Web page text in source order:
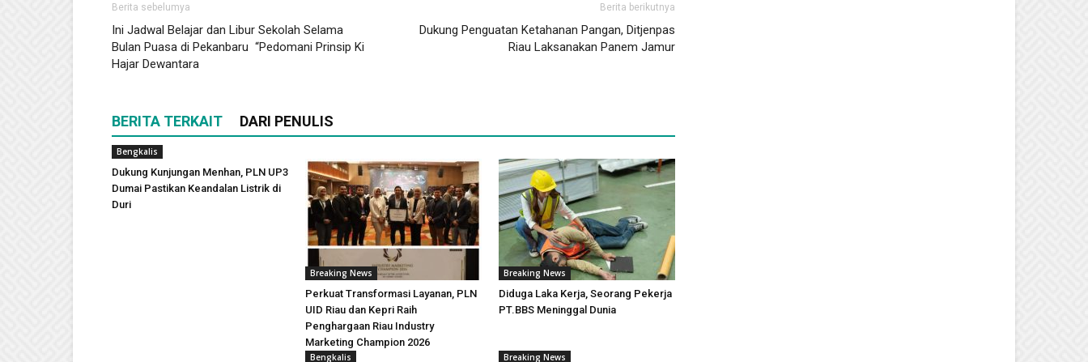
Berita sebelumya
Ini Jadwal Belajar dan Libur Sekolah Selama
Bulan Puasa di Pekanbaru “Pedomani Prinsip Ki
Hajar Dewantara
Berita berikutnya
Dukung Penguatan Ketahanan Pangan, Ditjenpas
Riau Laksanakan Panem Jamur
BERITA TERKAIT DARI PENULIS
Bengkalis
Dukung Kunjungan Menhan, PLN UP3
Dumai Pastikan Keandalan Listrik di
Duri
Breaking News
Perkuat Transformasi Layanan, PLN
UID Riau dan Kepri Raih
Penghargaan Riau Industry
Marketing Champion 2026
Breaking News
Diduga Laka Kerja, Seorang Pekerja
PT.BBS Meninggal Dunia
Bengkalis Breaking News